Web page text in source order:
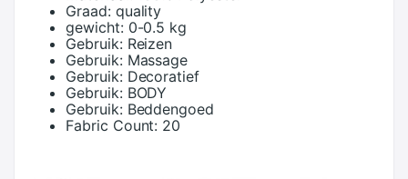
Graad: quality
gewicht: 0-0.5 kg
Gebruik: Reizen
Gebruik: Massage
Gebruik: Decoratief
Gebruik: BODY
Gebruik: Beddengoed
Fabric Count: 20